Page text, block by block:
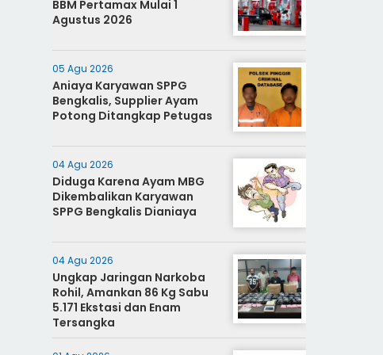
BBM Pertamax Mulai 1
Agustus 2026
05 Agu 2026
Aniaya Karyawan SPPG
Bengkalis, Supplier Ayam
Potong Ditangkap Petugas
04 Agu 2026
Diduga Karena Ayam MBG
Dikembalikan Karyawan
SPPG Bengkalis Dianiaya
04 Agu 2026
Ungkap Jaringan Narkoba
Rohil, Amankan 86 Kg Sabu
5.171 Ekstasi dan Enam
Tersangka